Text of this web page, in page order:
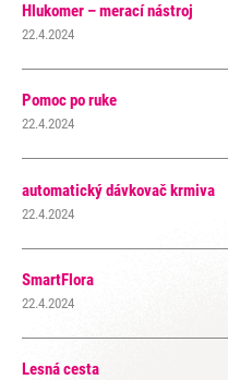
Hlukomer – merací nástroj
22.4.2024
Pomoc po ruke
22.4.2024
automatický dávkovač krmiva
22.4.2024
SmartFlora
22.4.2024
Lesná cesta